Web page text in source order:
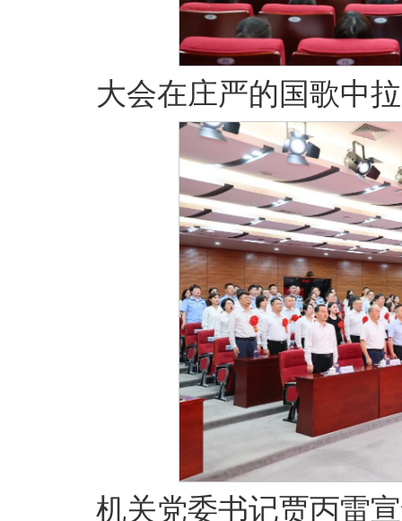
大会在庄严的国歌中
机关党委书记贾丙雷